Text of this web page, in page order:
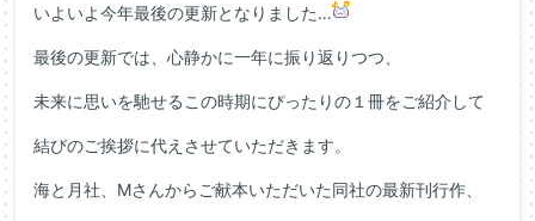
いよいよ今年最後の更新となりました…
最後の更新では、心静かに一年に振り返りつつ、
未来に思いを馳せるこの時期にぴったりの１冊をご紹介して
結びのご挨拶に代えさせていただきます。
海と月社、Mさんからご献本いただいた同社の最新刊行作、